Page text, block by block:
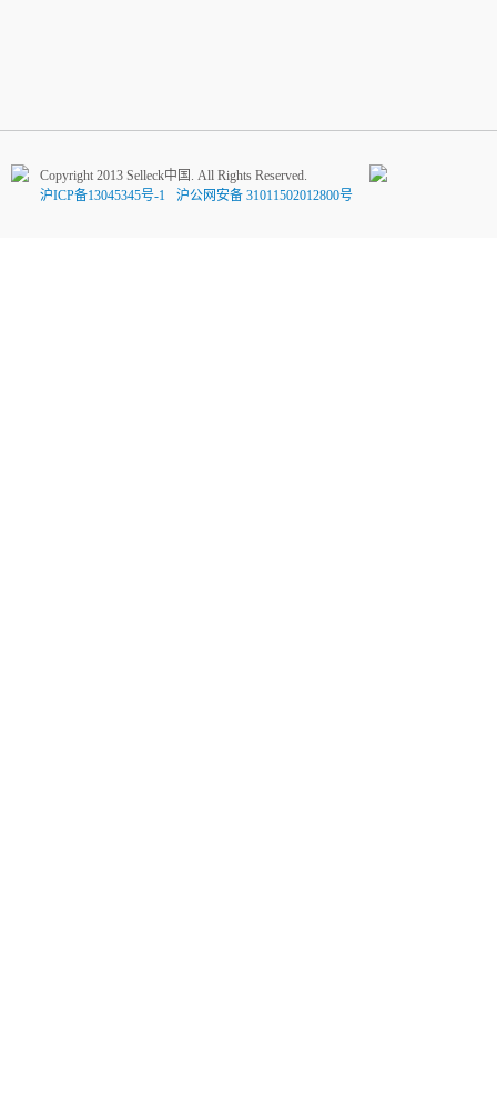
Copyright 2013 Selleck中国. All Rights Reserved.
沪ICP备13045345号-1
沪公网安备 31011502012800号